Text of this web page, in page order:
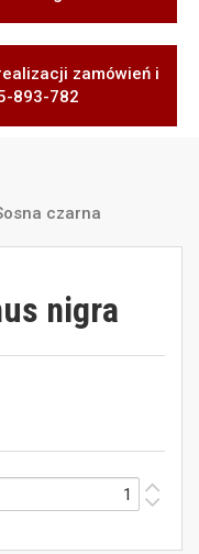
zamówień i
893-782
czarna
nigra